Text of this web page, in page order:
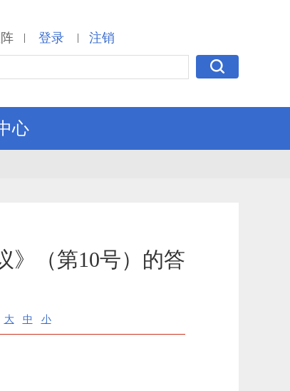
| 登录 | 注销
心
》（第10号）的答
大 中 小